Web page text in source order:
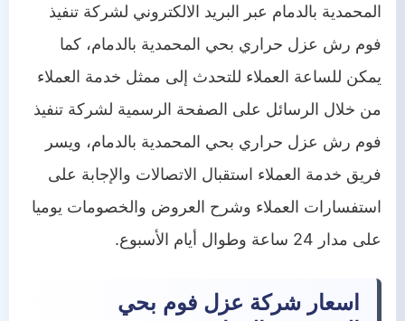
المحمدية بالدمام عبر البريد الالكتروني لشركة تنفيذ
فوم رش عزل حراري بحي المحمدية بالدمام، كما
يمكن للساعة العملاء للتحدث إلى ممثل خدمة العملاء
من خلال الرسائل على الصفحة الرسمية لشركة تنفيذ
فوم رش عزل حراري بحي المحمدية بالدمام، ويسر
فريق خدمة العملاء استقبال الاتصالات والإجابة على
استفسارات العملاء وشرح العروض والخصومات يوميا
على مدار 24 ساعة وطوال أيام الأسبوع.
اسعار شركة عزل فوم بحي